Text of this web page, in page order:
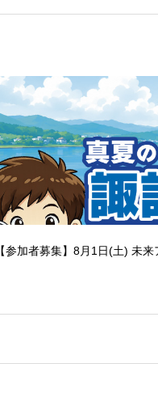
【参加者募集】8月1日(土) 未